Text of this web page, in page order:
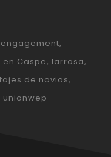
engagement
Caspe larrosa
de novios
unionwep